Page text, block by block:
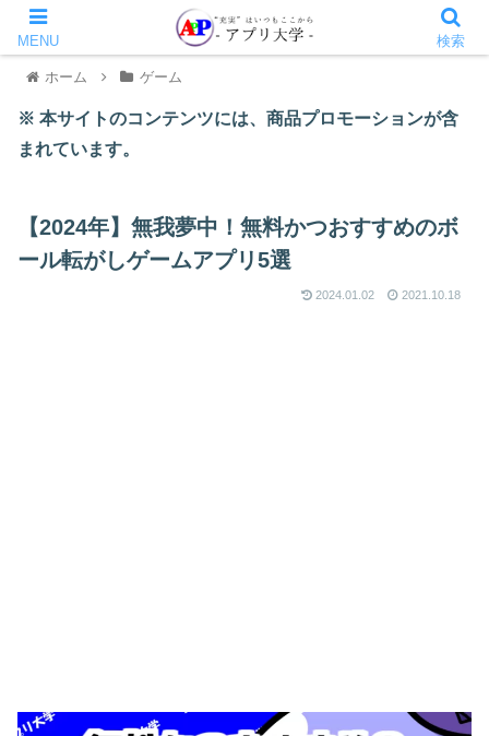
ホーム ゲーム
※ 本サイトのコンテンツには、商品プロモーションが含
まれています。
【2024年】無我夢中！無料かつおすすめのボ
ール転がしゲームアプリ5選
2024.01.02 2021.10.18
MENU 検索